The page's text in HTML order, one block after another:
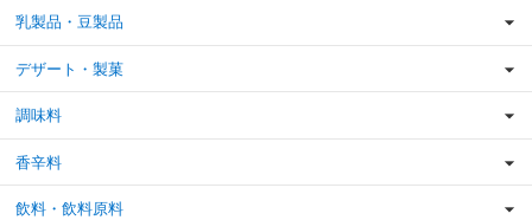
乳製品・豆製品
デザート・製菓
調味料
香辛料
飲料・飲料原料